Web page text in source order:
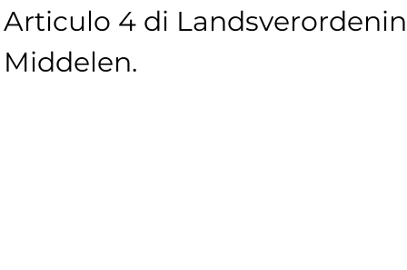
Articulo 4 di
Middelen.